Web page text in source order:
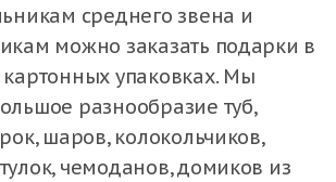
среднего звена и
можно заказать подарки в
упаковках. Мы
разнообразие туб,
шаров, колокольчиков,
чемоданов, домиков из